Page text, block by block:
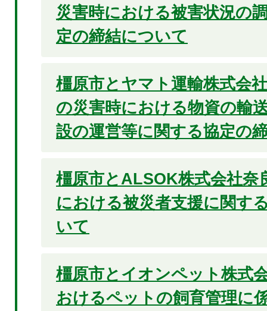
災害時における被害状況の
定の締結について
橿原市とヤマト運輸株式会
の災害時における物資の輸
設の運営等に関する協定の
橿原市とALSOK株式会社奈
における被災者支援に関す
いて
橿原市とイオンペット株式
おけるペットの飼育管理に